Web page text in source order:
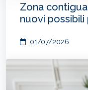
Zona
nuovi
01/07/2026